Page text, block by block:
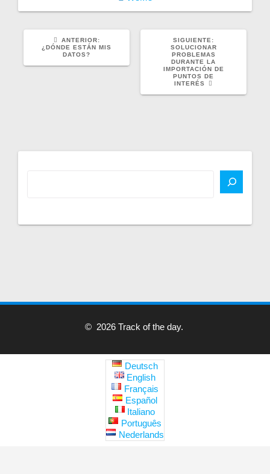
ANTERIOR:POST
ANTERIOR:
¿DÓNDE ESTÁN MIS
DATOS?
SIGUIENTE:
POST:
SOLUCIONAR
PROBLEMAS
DURANTE LA
IMPORTACIÓN DE
PUNTOS DE
INTERÉS
© 2026 Track of the day.
Deutsch
English
Français
Español
Italiano
Português
Nederlands